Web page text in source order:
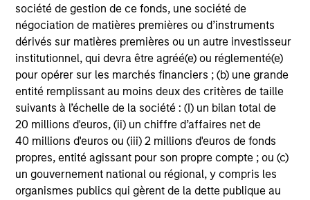
société de gestion de ce fonds, une société de
négociation de matières premières ou d’instruments
dérivés sur matières premières ou un autre investisseur
institutionnel, qui devra être agréé(e) ou réglementé(e)
pour opérer sur les marchés financiers ; (b) une grande
entité remplissant au moins deux des critères de taille
suivants à l’échelle de la société : (I) un bilan total de
20 millions d'euros, (ii) un chiffre d’affaires net de
40 millions d'euros ou (iii) 2 millions d'euros de fonds
propres, entité agissant pour son propre compte ; ou (c)
un gouvernement national ou régional, y compris les
organismes publics qui gèrent de la dette publique au
Team Insights